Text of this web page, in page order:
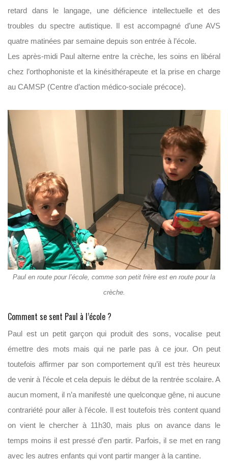
retard dans le langage, une déficience intellectuelle et des
troubles du spectre autistique. Il est accompagné d’une AVS
quatre matinées par semaine depuis son entrée à l’école.
Les après-midi Paul alterne entre la crèche, les soins en libéral
chez l’orthophoniste et la kinésithérapeute et la prise en charge
au CAMSP (Centre d’action médico-sociale précoce).
Paul en route pour l’école, comme son petit frère est en route pour la
crèche.
Comment se sent Paul à l’école ?
Paul est un petit garçon qui produit des sons, vocalise peut
émettre des mots mais qui ne parle pas à ce jour. On peut
toutefois affirmer par son comportement qu’il est très heureux
de venir à l’école et cela depuis le début de la rentrée scolaire. A
aucun moment, il n’a manifesté une quelconque gêne, ni aucune
contrariété pour aller à l’école. Il est toutefois très content quand
on vient le chercher à 11h30, mais plus on avance dans le
temps moins il est pressé d’en partir. Parfois, il se met en rang
avec les autres enfants qui vont partir manger à la cantine.